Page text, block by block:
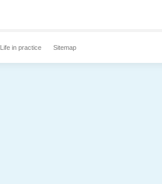
Life in practice Sitemap